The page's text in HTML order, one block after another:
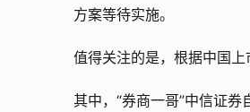
方案等待实施。
值得关注的是，根据中国
其中，“券商一哥”中信证